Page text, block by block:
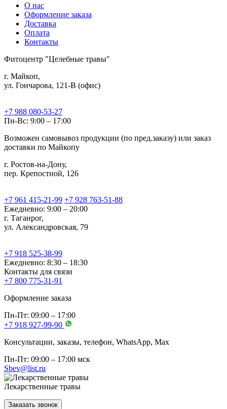
О нас
Оформление заказа
Доставка
Оплата
Контакты
Фитоцентр "Целебные травы"
г. Майкоп,
ул. Гончарова, 121-В (офис)
+7 988 080-53-27
Пн-Вс: 9:00 – 17:00
Возможен самовывоз продукции (по пред.заказу) или заказ
доставки по Майкопу
г. Ростов-на-Дону,
пер. Крепостной, 126
+7 961 415-21-99 +7 928 763-51-88
Ежедневно: 9:00 – 20:00
г. Таганрог,
ул. Александровская, 79
+7 918 525-38-99
Ежедневно: 8:30 – 18:30
Контакты для связи
+7 800 775-31-91
Оформление заказа
Пн-Пт: 09:00 – 17:00
+7 918 927-99-90
Консультации, заказы, телефон, WhatsApp, Мах
Пн-Пт: 09:00 – 17:00 мск
Sbev@list.ru
Лекарственные травы
Заказать звонок